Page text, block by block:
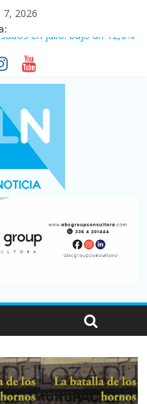
7, 2026
en julio: bajó un 12,6%
en el Monumental
en dos décadas y ya
kioscos: el sector
y consumo
por el país, un 5,9%